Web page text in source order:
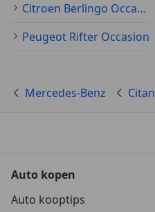
Citroen Berlingo Occasion
Peugeot Rifter Occasion
Mercedes-Benz Citan
Auto kopen
Auto kooptips